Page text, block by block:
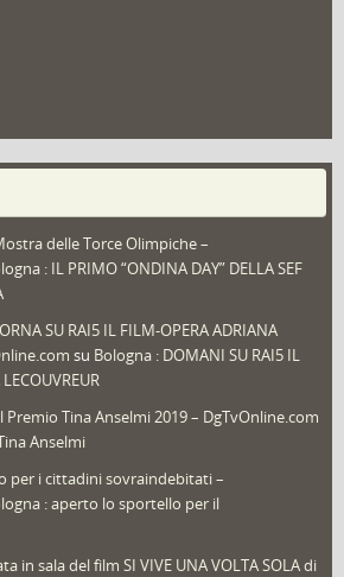
(25)
delle Torce Olimpiche –
: IL PRIMO “ONDINA DAY” DELLA SEF
SU RAI5 IL FILM-OPERA ADRIANA
su Bologna : DOMANI SU RAI5 IL
Premio Tina Anselmi 2019 – DgTvOnline.com
Anselmi
per i cittadini sovraindebitati –
: aperto lo sportello per il
in sala del film SI VIVE UNA VOLTA SOLA di